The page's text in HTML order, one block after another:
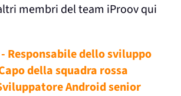
membri del team iProov qui
- Responsabile dello sviluppo
della squadra rossa
Android senior